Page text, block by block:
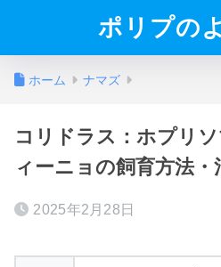
ポリプの
ホーム ナマズ
コリドラス：ホプリ
ィーニョの飼育方法
2025年2月28日